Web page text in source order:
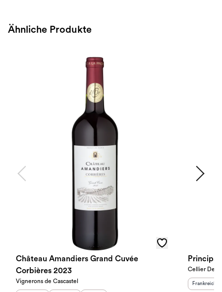
Ähnliche Produkte
Château Amandiers Grand Cuvée
Corbières 2023
Vignerons de Cascastel
Cellier Des
Frankreich